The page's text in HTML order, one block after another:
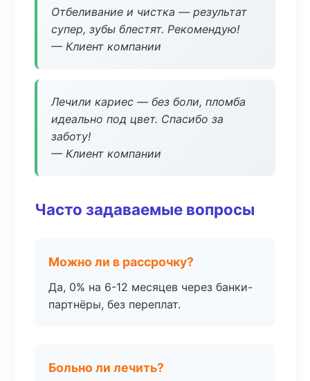
Отбеливание и чистка — результат
супер, зубы блестят. Рекомендую!
— Клиент компании
Лечили кариес — без боли, пломба
идеально под цвет. Спасибо за
заботу!
— Клиент компании
Часто задаваемые вопросы
Можно ли в рассрочку?
Да, 0% на 6-12 месяцев через банки-
партнёры, без переплат.
Больно ли лечить?